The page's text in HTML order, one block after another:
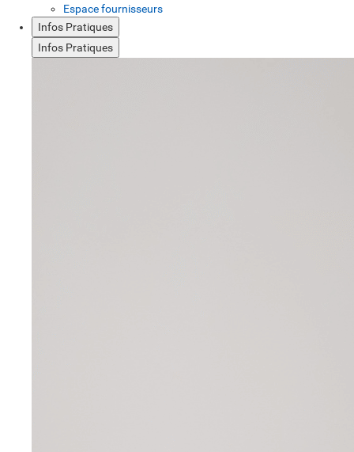
Espace fournisseurs
Infos Pratiques
Infos Pratiques